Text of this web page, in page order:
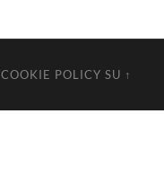
COOKIE POLICY SU ↑